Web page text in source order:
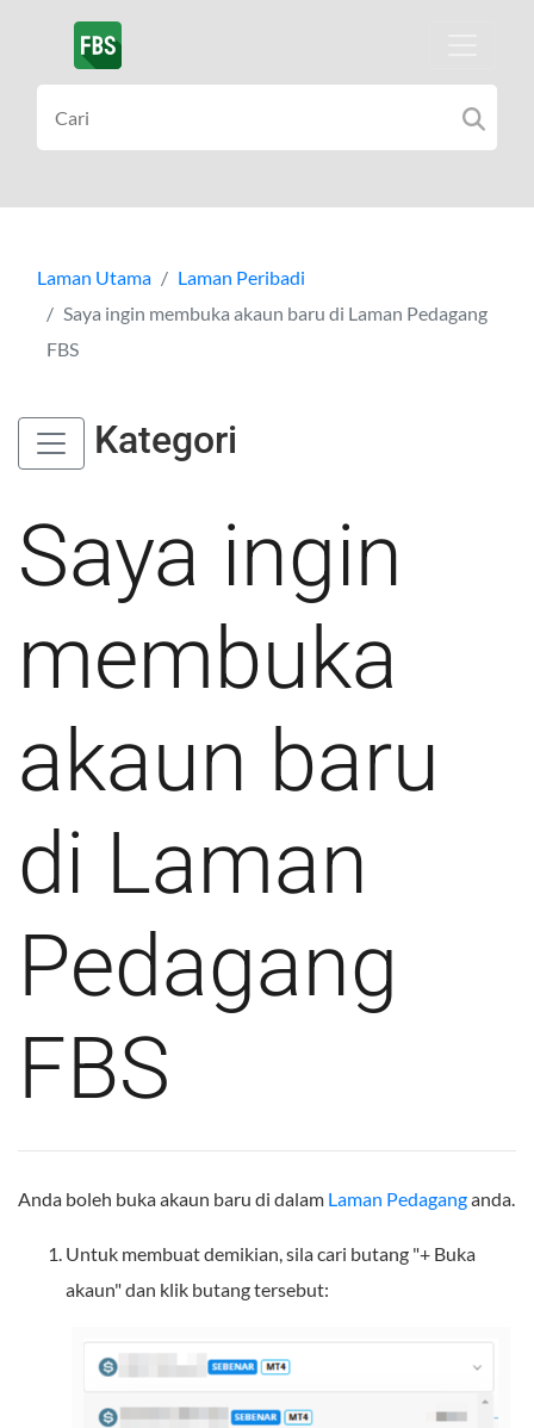
Laman Utama
Laman Peribadi
Saya ingin membuka akaun baru di Laman Pedagang
FBS
Kategori
Saya ingin
membuka
akaun baru
di Laman
Pedagang
FBS
Anda boleh buka akaun baru di dalam Laman Pedaganganda.
Untuk membuat demikian, sila cari butang "+ Buka
akaun" dan klik butang tersebut: